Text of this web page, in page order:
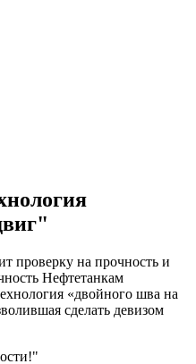
проверку на прочность и
Нефтетанкам
«двойного шва на
сделать девизом